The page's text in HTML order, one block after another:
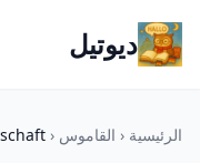
ديوتيل
الرئيسية ‹ القاموس ‹